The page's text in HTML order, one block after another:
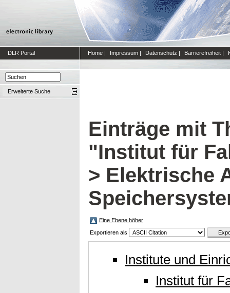
DLR Portal Home | Impressum | Datenschutz | Barrierefreiheit |
Erweiterte Suche
Einträge mit
"Institut für
> Elektrische
Eine Ebene höher
Exportieren als
Institute und
Institut für